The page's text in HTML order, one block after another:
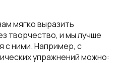
мягко выразить
творчество, и мы лучше
с ними. Например, с
упражнений можно: